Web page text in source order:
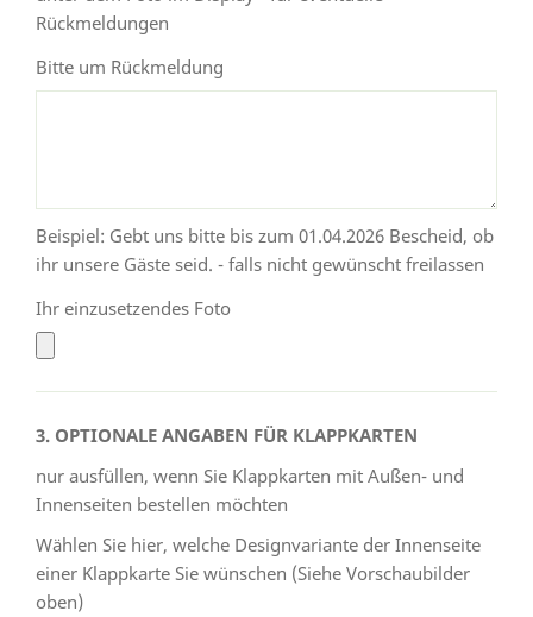
Rückmeldungen
Bitte um Rückmeldung
Beispiel: Gebt uns bitte bis zum 01.04.2026 Bescheid, ob
ihr unsere Gäste seid. - falls nicht gewünscht freilassen
Ihr einzusetzendes Foto
3. OPTIONALE ANGABEN FÜR KLAPPKARTEN
nur ausfüllen, wenn Sie Klappkarten mit Außen- und
Innenseiten bestellen möchten
Wählen Sie hier, welche Designvariante der Innenseite
einer Klappkarte Sie wünschen (Siehe Vorschaubilder
oben)